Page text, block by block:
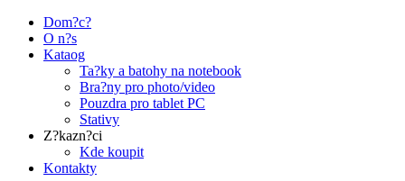
Dom?c?
O n?s
Kataog
Ta?ky a batohy na notebook
Bra?ny pro photo/video
Pouzdra pro tablet PC
Stativy
Z?kazn?ci
Kde koupit
Kontakty